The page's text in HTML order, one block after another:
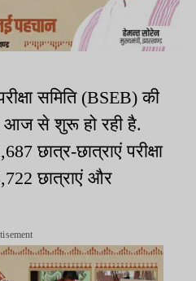
समिति (BSEB) की
आज से शुरू हो रही है.
छात्र-छात्राएं परीक्षा
छात्राएं और